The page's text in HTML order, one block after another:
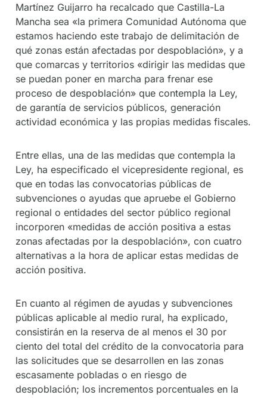
Martínez Guijarro ha recalcado que Castilla-La
Mancha sea «la primera Comunidad Autónoma que
estamos haciendo este trabajo de delimitación de
qué zonas están afectadas por despoblación», y a
que comarcas y territorios «dirigir las medidas que
se puedan poner en marcha para frenar ese
proceso de despoblación» que contempla la Ley,
de garantía de servicios públicos, generación
actividad económica y las propias medidas fiscales.
Entre ellas, una de las medidas que contempla la
Ley, ha especificado el vicepresidente regional, es
que en todas las convocatorias públicas de
subvenciones o ayudas que apruebe el Gobierno
regional o entidades del sector público regional
incorporen «medidas de acción positiva a estas
zonas afectadas por la despoblación», con cuatro
alternativas a la hora de aplicar estas medidas de
acción positiva.
En cuanto al régimen de ayudas y subvenciones
públicas aplicable al medio rural, ha explicado,
consistirán en la reserva de al menos el 30 por
ciento del total del crédito de la convocatoria para
las solicitudes que se desarrollen en las zonas
escasamente pobladas o en riesgo de
despoblación; los incrementos porcentuales en la